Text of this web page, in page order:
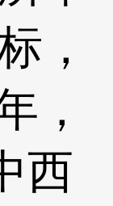
，
，
西